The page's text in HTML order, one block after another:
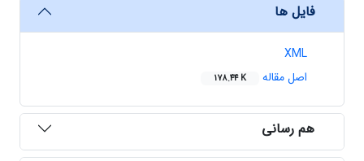
فایل ها
XML
اصل مقاله
178.44 K
هم رسانی